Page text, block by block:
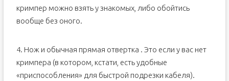
кримпер можно взять у знакомых, либо обойтись
вообще без оного.
4. Нож и обычная прямая отвертка . Это если у вас нет
кримпера (в котором, кстати, есть удобные
«приспособления» для быстрой подрезки кабеля).